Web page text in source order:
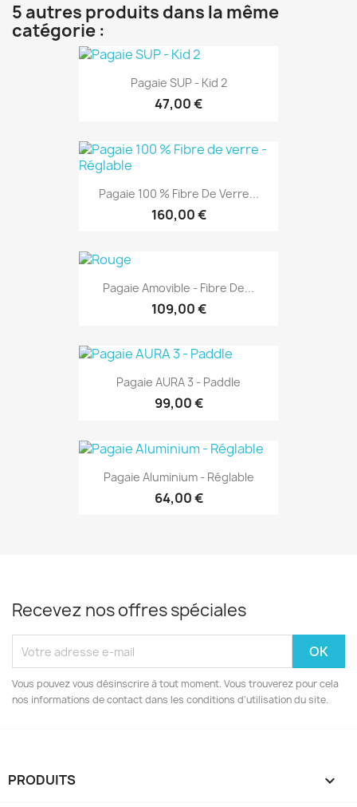
5 autres produits dans la même
catégorie :
Pagaie SUP - Kid 2
47,00 €
Pagaie 100 % Fibre De Verre...
160,00 €
Pagaie Amovible - Fibre De...
109,00 €
Pagaie AURA 3 - Paddle
99,00 €
Pagaie Aluminium - Réglable
64,00 €
Recevez nos offres spéciales
Vous pouvez vous désinscrire à tout moment. Vous trouverez pour cela
nos informations de contact dans les conditions d'utilisation du site.
PRODUITS 